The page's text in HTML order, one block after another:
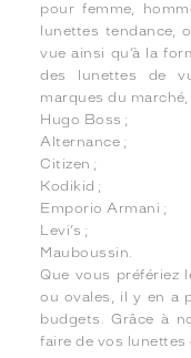
pour femme,
lunettes tendance,
vue ainsi qu’à la
des lunettes de
marques du marché,
Hugo Boss ;
Alternance ;
Citizen ;
Kodikid ;
Emporio Armani ;
Levi’s ;
Mauboussin.
Que vous préfériez
ou ovales, il y en a
budgets. Grâce à
faire de vos lunettes